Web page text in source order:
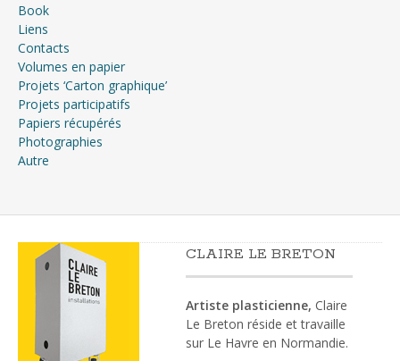
Book
Liens
Contacts
Volumes en papier
Projets ‘Carton graphique’
Projets participatifs
Papiers récupérés
Photographies
Autre
CLAIRE LE BRETON
Artiste plasticienne, Claire
Le Breton réside et travaille
sur Le Havre en Normandie.